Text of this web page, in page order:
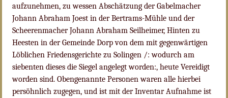
aufzunehmen, zu wessen Abschätzung der Gabelmacher
Johann Abraham Joest in der Bertrams-Mühle und der
Scheerenmacher Johann Abraham Seilheimer, Hinten zu
Heesten in der Gemeinde Dorp von dem mit gegenwärtigen
Löblichen Friedensgerichte zu Solingen /: wodurch am
siebenten dieses die Siegel angelegt worden:, heute Vereidigt
worden sind. Obengenannte Personen waren alle hierbei
persöhnlich zugegen, und ist mit der Inventar Aufnahme ist